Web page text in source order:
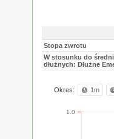
Stopa zwrotu
W stosunku do
dłużnych: Dłużne
Okres: 1m
1.0